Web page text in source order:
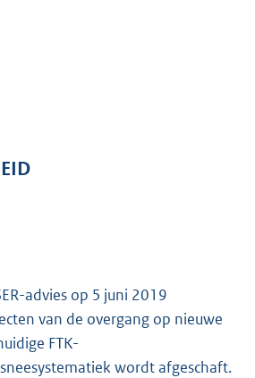
advies op 5 juni 2019
van de overgang op nieuwe
FTK-
wordt afgeschaft.